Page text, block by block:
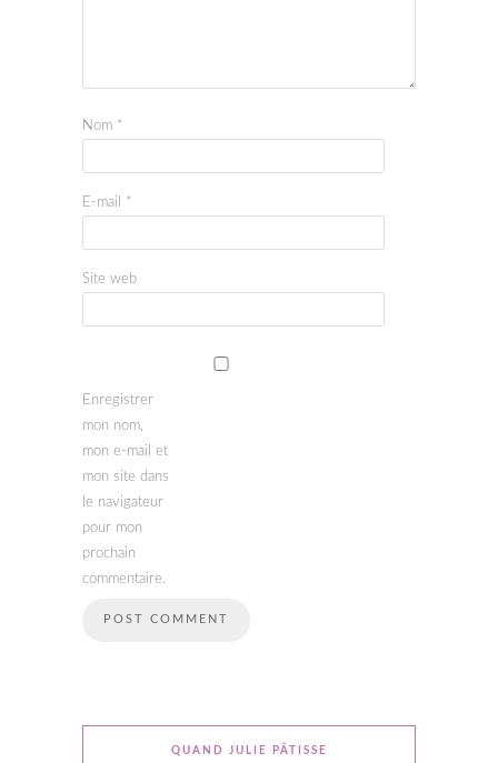
Nom *
E-mail *
Site web
Enregistrer
mon nom,
mon e-mail et
mon site dans
le navigateur
pour mon
prochain
commentaire.
QUAND JULIE PÂTISSE